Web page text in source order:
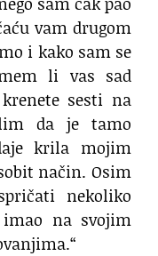
vam drugom
i kako sam se
li vas sad
sesti na
da je tamo
krila mojim
način. Osim
nekoliko
na svojim